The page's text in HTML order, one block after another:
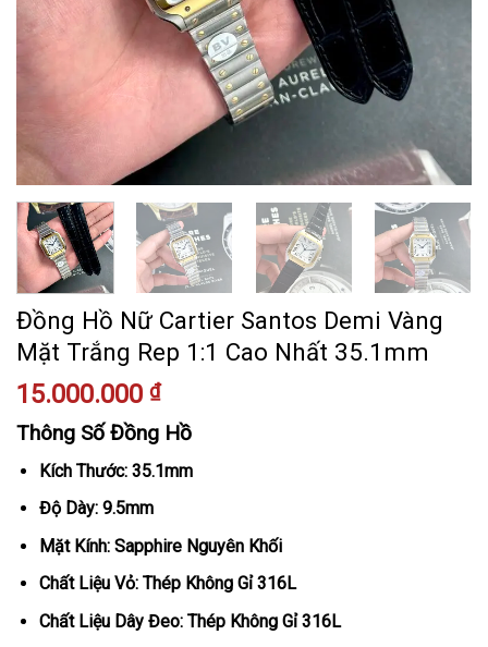
Đồng Hồ Nữ Cartier Santos Demi Vàng
Mặt Trắng Rep 1:1 Cao Nhất 35.1mm
15.000.000 ₫
Thông Số Đồng Hồ
Kích Thước: 35.1mm
Độ Dày: 9.5mm
Mặt Kính: Sapphire Nguyên Khối
Chất Liệu Vỏ: Thép Không Gỉ 316L
Chất Liệu Dây Đeo: Thép Không Gỉ 316L